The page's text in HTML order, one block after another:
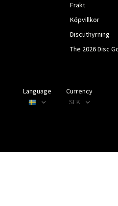
Frakt
Köpvillkor
Discuthyrning
The 2026 Disc
Language
Currency
SEK